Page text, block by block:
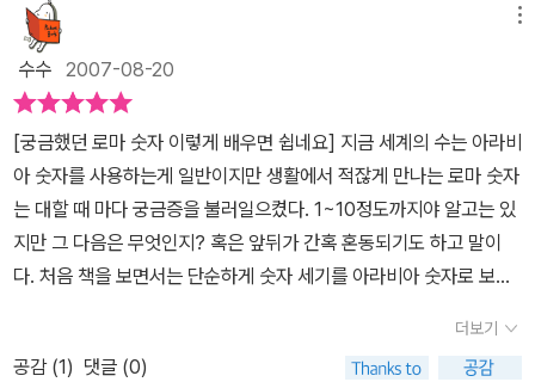
를 설명한 어린이 눈높이의 책을 본 기억이 없기에 매우 독특한 책으
로 생각된다.무엇보다 숫자를 표현하기 위해 동원된 돼지의 규모에
깜짝 놀랐다. 어디선가 보았던 그림이다 싶었는데, 저자 소개를 보니
[꼬마 돼지의 불끄기 작전]을 그린 작가다. 글자 없는 그림책인 그 책
에도 돼지가 중요한 등장‘동물’이었는데 이 작가는 돼지에 일가견이
있는 모양이다. 지금은 글의 챕터 표시 정도에만 로마 숫자를 쓰고 있
는데, 이 책을 통해 복잡한 로마 숫자 체계를 알게 된 것은 엄마로서는
엄청나게 놀랍고 새로운 지식이 아닐 수 없다. 여기서 새롭게 알게 된
로마 숫자 강의. 로마 숫자는 모두 일곱 개의 문자로 만들어지는데, 순
서대로 쓰면 I, V, X, L, C, D, M 이다. 덧셈과 뺄셈을 이용하면 어떤
수든 만들 수 있는데, 가장 큰 숫자를 앞에 놓고 이어서 같은 숫자나
수수 2007-08-20
[궁금했던 로마 숫자 이렇게 배우면 쉽네요] 지금 세계의 수는 아라비
아 숫자를 사용하는게 일반이지만 생활에서 적잖게 만나는 로마 숫자
는 대할 때 마다 궁금증을 불러일으켰다. 1~10정도까지야 알고는 있
지만 그 다음은 무엇인지? 혹은 앞뒤가 간혹 혼동되기도 하고 말이
다. 처음 책을 보면서는 단순하게 숫자 세기를 아라비아 숫자로 보여
자를 세면서 익히기는 하지만 로마숫자를 이해하도록 유도하는 과정
에서 재미를 느낄 수 있다는 점이 다르다. 처음부터 1부터 순차적으로
더보기
공감 (1) 댓글 (0)